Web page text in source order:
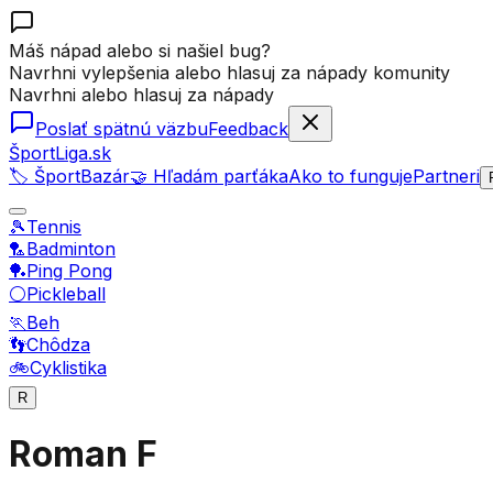
Máš nápad alebo si našiel bug?
Navrhni vylepšenia alebo hlasuj za nápady komunity
Navrhni alebo hlasuj za nápady
Poslať spätnú väzbuFeedback
ŠportLiga.sk
🏷️ ŠportBazár🤝 Hľadám parťákaAko to fungujePartneri
🎾Tennis
🏸Badminton
🏓Ping Pong
⚪Pickleball
🏃Beh
👣Chôdza
🚲Cyklistika
R
Roman F